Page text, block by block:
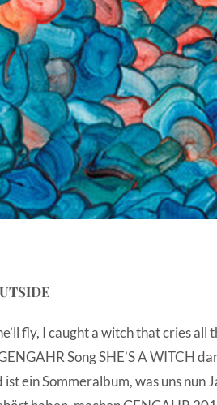
fly, I caught a witch that cries
Song SHE’S A WITCH
ein Sommeralbum, was uns